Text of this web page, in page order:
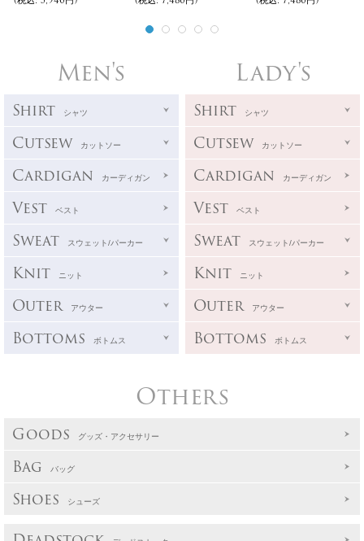
Men's
Shirt シャツ
Cutsew カットソー
Cardigan カーディガン
Vest ベスト
Sweat スウェット/パーカー
Knit ニット
Outer アウター
Bottoms ボトムス
Lady's
Shirt シャツ
Cutsew カットソー
Cardigan カーディガン
Vest ベスト
Sweat スウェット/パーカー
Knit ニット
Outer アウター
Bottoms ボトムス
Others
Goods グッズ・アクセサリー
Bag バッグ
Shoes シューズ